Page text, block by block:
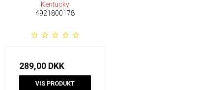
Kentucky
4921800178
289,00 DKK
VIS PRODUKT